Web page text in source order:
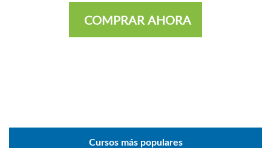
COMPRAR AHORA
Cursos más populares